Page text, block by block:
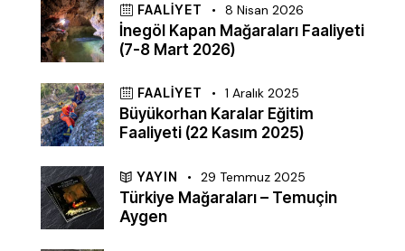
FAALIYET 8 Nisan 2026
İnegöl Kapan Mağaraları Faaliyeti
(7-8 Mart 2026)
FAALIYET 1 Aralık 2025
Büyükorhan Karalar Eğitim
Faaliyeti (22 Kasım 2025)
YAYIN 29 Temmuz 2025
Türkiye Mağaraları – Temuçin
Aygen